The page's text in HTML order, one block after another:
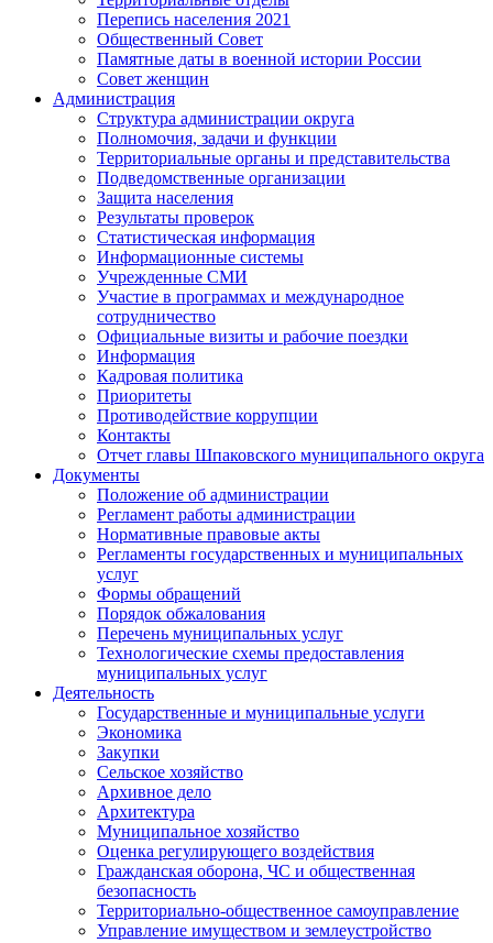
Перепись населения 2021
Общественный Совет
Памятные даты в военной истории России
Совет женщин
Администрация
Структура администрации округа
Полномочия, задачи и функции
Территориальные органы и представительства
Подведомственные организации
Защита населения
Результаты проверок
Статистическая информация
Информационные системы
Учрежденные СМИ
Участие в программах и международное
сотрудничество
Официальные визиты и рабочие поездки
Информация
Кадровая политика
Приоритеты
Противодействие коррупции
Контакты
Отчет главы Шпаковского муниципального округа
Документы
Положение об администрации
Регламент работы администрации
Нормативные правовые акты
Регламенты государственных и муниципальных
услуг
Формы обращений
Порядок обжалования
Перечень муниципальных услуг
Технологические схемы предоставления
муниципальных услуг
Деятельность
Государственные и муниципальные услуги
Экономика
Закупки
Сельское хозяйство
Архивное дело
Архитектура
Муниципальное хозяйство
Оценка регулирующего воздействия
Гражданская оборона, ЧС и общественная
безопасность
Территориально-общественное самоуправление
Управление имуществом и землеустройство